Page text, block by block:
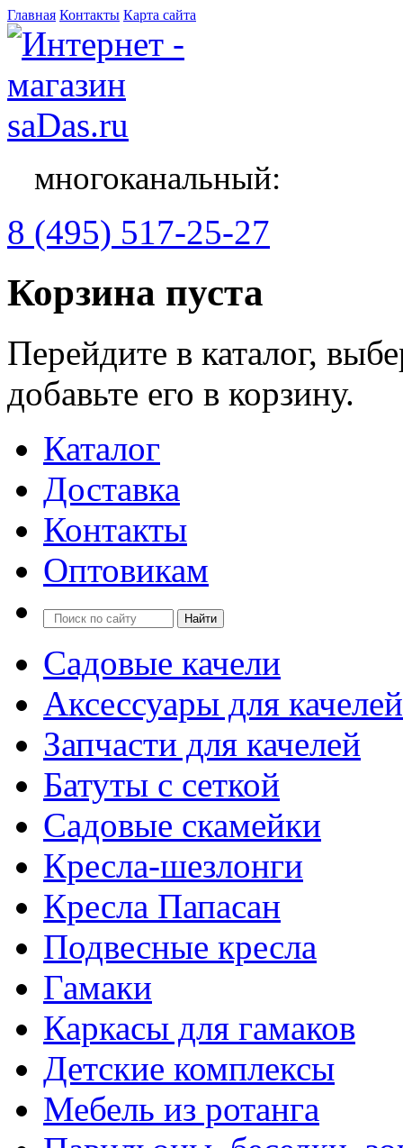
Главная Контакты Карта сайта
многоканальный:
8 (495) 517-25-27
Корзина пуста
Перейдите в каталог,
добавьте его в корзину.
Каталог
Доставка
Контакты
Оптовикам
Садовые качели
Аксессуары для качелей
Запчасти для качелей
Батуты с сеткой
Садовые скамейки
Кресла-шезлонги
Кресла Папасан
Подвесные кресла
Гамаки
Каркасы для гамаков
Детские комплексы
Мебель из ротанга